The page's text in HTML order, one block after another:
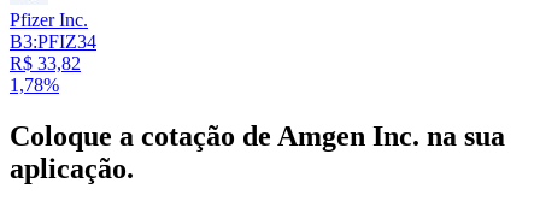
Pfizer Inc.
B3:PFIZ34
R$ 33,82
1,78%
Coloque a cotação de Amgen Inc. na sua
aplicação.